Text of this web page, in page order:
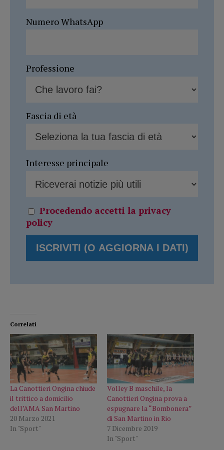
Numero WhatsApp
Professione
Fascia di età
Interesse principale
Procedendo accetti la privacy
policy
Correlati
La Canottieri Ongina chiude
il trittico a domicilio
dell’AMA San Martino
20 Marzo 2021
In "Sport"
Volley B maschile, la
Canottieri Ongina prova a
espugnare la “Bombonera”
di San Martino in Rio
7 Dicembre 2019
In "Sport"